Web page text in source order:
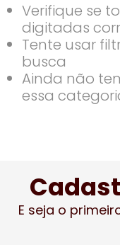
Verifique se
digitadas
Tente usar
busca
Ainda não
essa
E seja o